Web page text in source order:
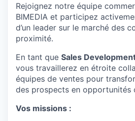
Rejoignez notre équipe
BIMEDIA et participez
d’un leader sur le marché des
proximité.
En tant que Sales
vous travaillerez en étroite
équipes de ventes pour
des prospects en opportunités
Vos missions :